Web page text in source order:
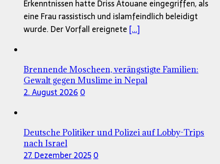
Erkenntnissen hatte Driss Atouane eingegriffen, als
eine Frau rassistisch und islamfeindlich beleidigt
wurde. Der Vorfall ereignete [...]
Brennende Moscheen, verängstigte Familien:
Gewalt gegen Muslime in Nepal
2. August 2026 0
Deutsche Politiker und Polizei auf Lobby-Trips
nach Israel
27. Dezember 20250